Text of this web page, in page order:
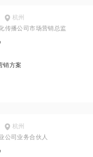
杭州
传播公司市场营销总监
销方案
杭州
公司业务合伙人